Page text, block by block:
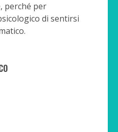
perché per
di sentirsi